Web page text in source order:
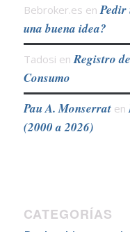
Bebroker.es en Pedir
una buena idea?
Tadosi en Registro
Consumo
Pau A. Monserraten
(2000 a 2026)
CATEGORÍAS